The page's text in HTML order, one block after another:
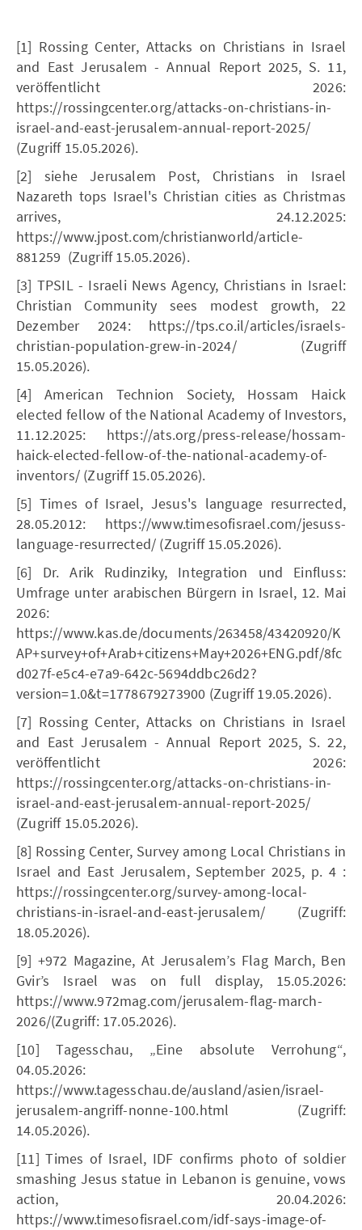
[1] Rossing Center, Attacks on Christians in Israel
and East Jerusalem - Annual Report 2025, S. 11,
veröffentlicht 2026:
https://rossingcenter.org/attacks-on-christians-in-
israel-and-east-jerusalem-annual-report-2025/
(Zugriff 15.05.2026).
[2] siehe Jerusalem Post, Christians in Israel
Nazareth tops Israel's Christian cities as Christmas
arrives, 24.12.2025:
https://www.jpost.com/christianworld/article-
881259 (Zugriff 15.05.2026).
[3] TPSIL - Israeli News Agency, Christians in Israel:
Christian Community sees modest growth, 22
Dezember 2024: https://tps.co.il/articles/israels-
christian-population-grew-in-2024/ (Zugriff
15.05.2026).
[4] American Technion Society, Hossam Haick
elected fellow of the National Academy of Investors,
11.12.2025: https://ats.org/press-release/hossam-
haick-elected-fellow-of-the-national-academy-of-
inventors/ (Zugriff 15.05.2026).
[5] Times of Israel, Jesus's language resurrected,
28.05.2012: https://www.timesofisrael.com/jesuss-
language-resurrected/ (Zugriff 15.05.2026).
[6] Dr. Arik Rudinziky, Integration und Einfluss:
Umfrage unter arabischen Bürgern in Israel, 12. Mai
2026:
https://www.kas.de/documents/263458/43420920/K
AP+survey+of+Arab+citizens+May+2026+ENG.pdf/8fc
d027f-e5c4-e7a9-642c-5694ddbc26d2?
version=1.0&t=1778679273900 (Zugriff 19.05.2026).
[7] Rossing Center, Attacks on Christians in Israel
and East Jerusalem - Annual Report 2025, S. 22,
veröffentlicht 2026:
https://rossingcenter.org/attacks-on-christians-in-
israel-and-east-jerusalem-annual-report-2025/
(Zugriff 15.05.2026).
[8] Rossing Center, Survey among Local Christians in
Israel and East Jerusalem, September 2025, p. 4 :
https://rossingcenter.org/survey-among-local-
christians-in-israel-and-east-jerusalem/ (Zugriff:
18.05.2026).
[9] +972 Magazine, At Jerusalem’s Flag March, Ben
Gvir’s Israel was on full display, 15.05.2026:
https://www.972mag.com/jerusalem-flag-march-
2026/(Zugriff: 17.05.2026).
[10] Tagesschau, „Eine absolute Verrohung“,
04.05.2026:
https://www.tagesschau.de/ausland/asien/israel-
jerusalem-angriff-nonne-100.html (Zugriff:
14.05.2026).
[11] Times of Israel, IDF confirms photo of soldier
smashing Jesus statue in Lebanon is genuine, vows
action, 20.04.2026:
https://www.timesofisrael.com/idf-says-image-of-